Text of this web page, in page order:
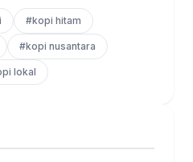
#kopi hitam
#kopi nusantara
lokal